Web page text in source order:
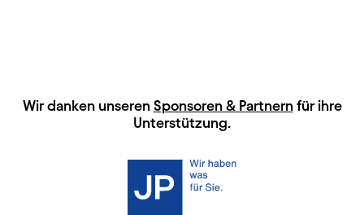
HAUPTSPONSOREN
Wir danken unseren Sponsoren & Partnernfür ihre
Unterstützung.